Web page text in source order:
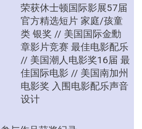
荣获休士顿国际影展57届
官方精选短片 家庭/孩童
类 银奖 // 美国国际金勳
章影片竞赛 最佳电影配乐
// 美国潮人电影奖16届 最
佳国际电影 // 美国南加州
电影奖 入围电影配乐声音
设计